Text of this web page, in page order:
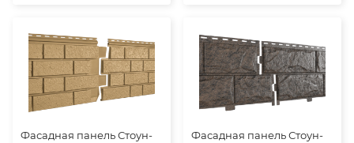
Фасадная панель Стоун-
Фасадная панель Стоун-